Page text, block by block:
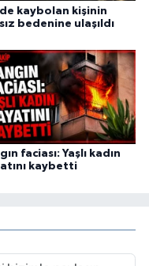
kaybolan kişinin
bedenine ulaşıldı
faciası: Yaşlı kadın
kaybetti